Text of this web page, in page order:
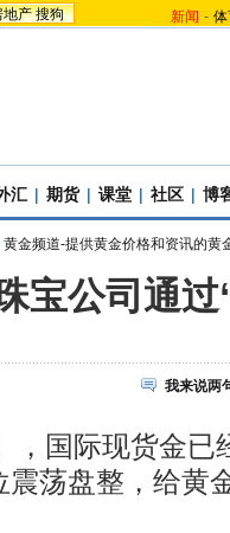
地产 搜狗 新闻 -
汇 | 期货 | 课堂 | 社区 | 博
黄金频道-提供黄金价格和资讯的黄
宝公司通
我来说两
国际现货金已
震荡盘整，给黄